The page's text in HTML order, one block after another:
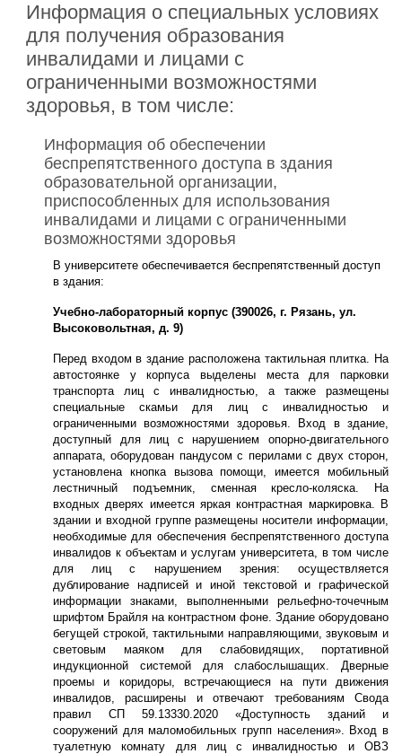
Информация о специальных условиях
для получения образования
инвалидами и лицами с
ограниченными возможностями
здоровья, в том числе:
Информация об обеспечении
беспрепятственного доступа в здания
образовательной организации,
приспособленных для использования
инвалидами и лицами с ограниченными
возможностями здоровья
В университете обеспечивается беспрепятственный доступ
в здания:
Учебно-лабораторный корпус (390026, г. Рязань, ул.
Высоковольтная, д. 9)
Перед входом в здание расположена тактильная плитка. На
автостоянке у корпуса выделены места для парковки
транспорта лиц с инвалидностью, а также размещены
специальные скамьи для лиц с инвалидностью и
ограниченными возможностями здоровья. Вход в здание,
доступный для лиц с нарушением опорно-двигательного
аппарата, оборудован пандусом с перилами с двух сторон,
установлена кнопка вызова помощи, имеется мобильный
лестничный подъемник, сменная кресло-коляска. На
входных дверях имеется яркая контрастная маркировка. В
здании и входной группе размещены носители информации,
необходимые для обеспечения беспрепятственного доступа
инвалидов к объектам и услугам университета, в том числе
для лиц с нарушением зрения: осуществляется
дублирование надписей и иной текстовой и графической
информации знаками, выполненными рельефно-точечным
шрифтом Брайля на контрастном фоне. Здание оборудовано
бегущей строкой, тактильными направляющими, звуковым и
световым маяком для слабовидящих, портативной
индукционной системой для слабослышащих. Дверные
проемы и коридоры, встречающиеся на пути движения
инвалидов, расширены и отвечают требованиям Свода
правил СП 59.13330.2020 «Доступность зданий и
сооружений для маломобильных групп населения». Вход в
туалетную комнату для лиц с инвалидностью и ОВЗ